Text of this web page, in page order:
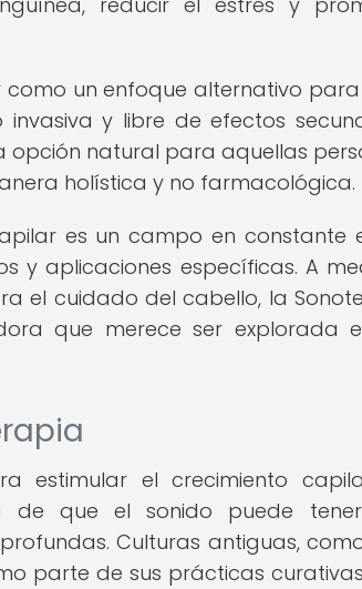
un enfoque alternativo
y libre de efectos
opción natural para aquellas
holística y no farmacológica.
es un campo en constante
y aplicaciones específicas. A
el cuidado del cabello, la
que merece ser explorada
estimular el crecimiento
de que el sonido puede
Culturas antiguas,
parte de sus prácticas